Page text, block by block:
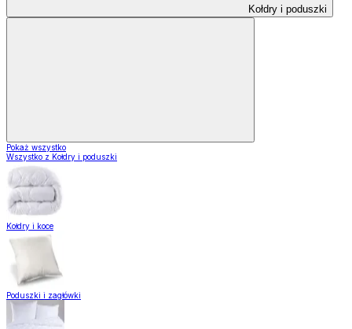
Kołdry i poduszki
Pokaż wszystko
Wszystko z Kołdry i poduszki
Kołdry i koce
Poduszki i zagłówki